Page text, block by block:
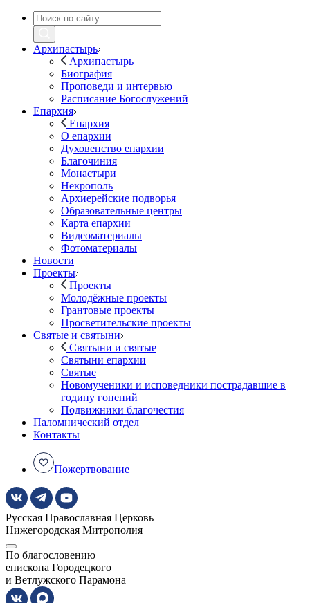
Архипастырь
Архипастырь
Биография
Проповеди и интервью
Расписание Богослужений
Епархия
Епархия
О епархии
Духовенство епархии
Благочиния
Монастыри
Некрополь
Архиерейские подворья
Образовательные центры
Карта епархии
Видеоматериалы
Фотоматериалы
Новости
Проекты
Проекты
Молодёжные проекты
Грантовые проекты
Просветительские проекты
Святые и святыни
Святыни и святые
Святыни епархии
Святые
Новомученики и исповедники пострадавшие в
годину гонений
Подвижники благочестия
Паломнический отдел
Контакты
Пожертвование
Русская Православная Церковь
Нижегородская Митрополия
По благословению
епископа Городецкого
и Ветлужского Парамона